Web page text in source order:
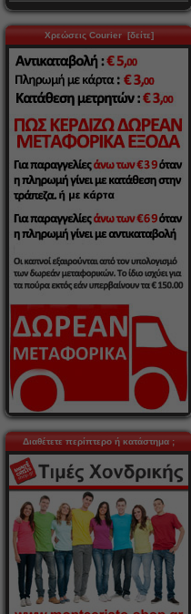
Χρεώσεις Courier [δείτε]
Διαθέτετε περίπτερο ή κατάστημα ;